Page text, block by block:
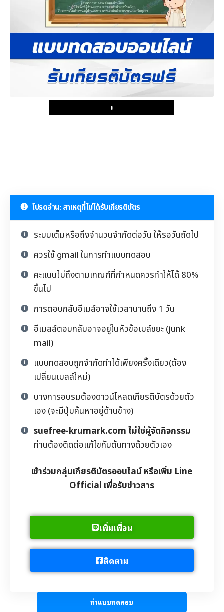
Play
โปรดอ่าน: สาเหตุที่ไม่ได้รับเกียรติบัตร
ระบบเต็มหรือถึงจำนวนจำกัดต่อวัน ให้รอวันถัดไป
ควรใช้ gmail ในการทำแบบทดสอบ
คะแนนไม่ถึงตามเกณฑ์ที่กำหนดควรทำให้ได้ 80%
ขึ้นไป
การตอบกลับอีเมล์อาจใช้เวลานานถึง 1 วัน
อีเมลล์ตอบกลับอาจอยู่ในหัวข้อเมล์ขยะ (junk
mail)
แบบทดสอบถูกจำกัดทำได้เพียงครั้งเดียว(ต้อง
เปลี่ยนเมลล์ใหม่)
บางการอบรมต้องดาวน์โหลดเกียรติบัตรด้วยตัว
เอง (จะมีปุ่มค้นหาอยู่ด้านข้าง)
suefree-krumark.com ไม่ใช่ผู้จัดกิจกรรม
ท่านต้องติดต่อแก้ไขกับต้นทางด้วยตัวเอง
เข้าร่วมกลุ่มเกียรติบัตรออนไลน์ หรือเพิ่ม Line
Official เพื่อรับข่าวสาร
เพิ่มเพื่อน
ติดตาม
ทำแบบทดสอบ